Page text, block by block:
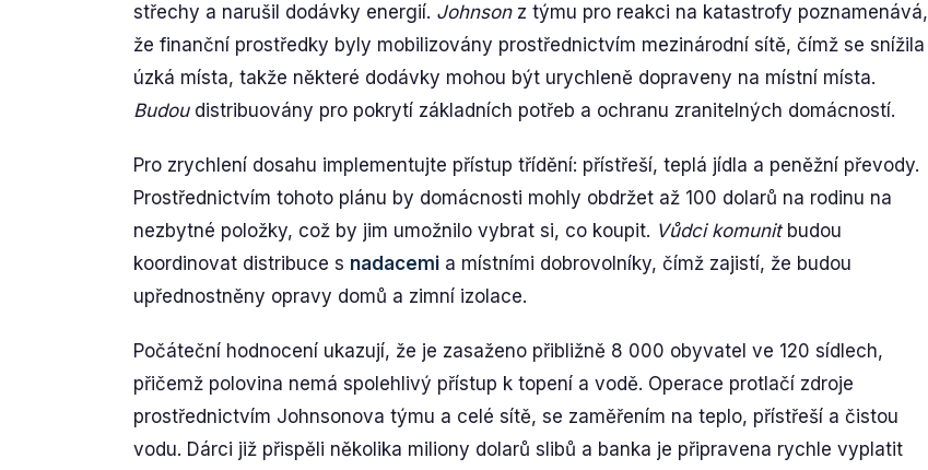
střechy a narušil dodávky energií. Johnsonz týmu pro reakci na katastrofy poznamenává,
že finanční prostředky byly mobilizovány prostřednictvím mezinárodní sítě, čímž se snížila
úzká místa, takže některé dodávky mohou být urychleně dopraveny na místní místa.
Budoudistribuovány pro pokrytí základních potřeb a ochranu zranitelných domácností.
Pro zrychlení dosahu implementujte přístup třídění: přístřeší, teplá jídla a peněžní převody.
Prostřednictvím tohoto plánu by domácnosti mohly obdržet až 100 dolarů na rodinu na
nezbytné položky, což by jim umožnilo vybrat si, co koupit. Vůdci komunitbudou
koordinovat distribuce s nadacemi a místními dobrovolníky, čímž zajistí, že budou
upřednostněny opravy domů a zimní izolace.
Počáteční hodnocení ukazují, že je zasaženo přibližně 8 000 obyvatel ve 120 sídlech,
přičemž polovina nemá spolehlivý přístup k topení a vodě. Operace protlačí zdroje
prostřednictvím Johnsonova týmu a celé sítě, se zaměřením na teplo, přístřeší a čistou
vodu. Dárci již přispěli několika miliony dolarů slibů a banka je připravena rychle vyplatit